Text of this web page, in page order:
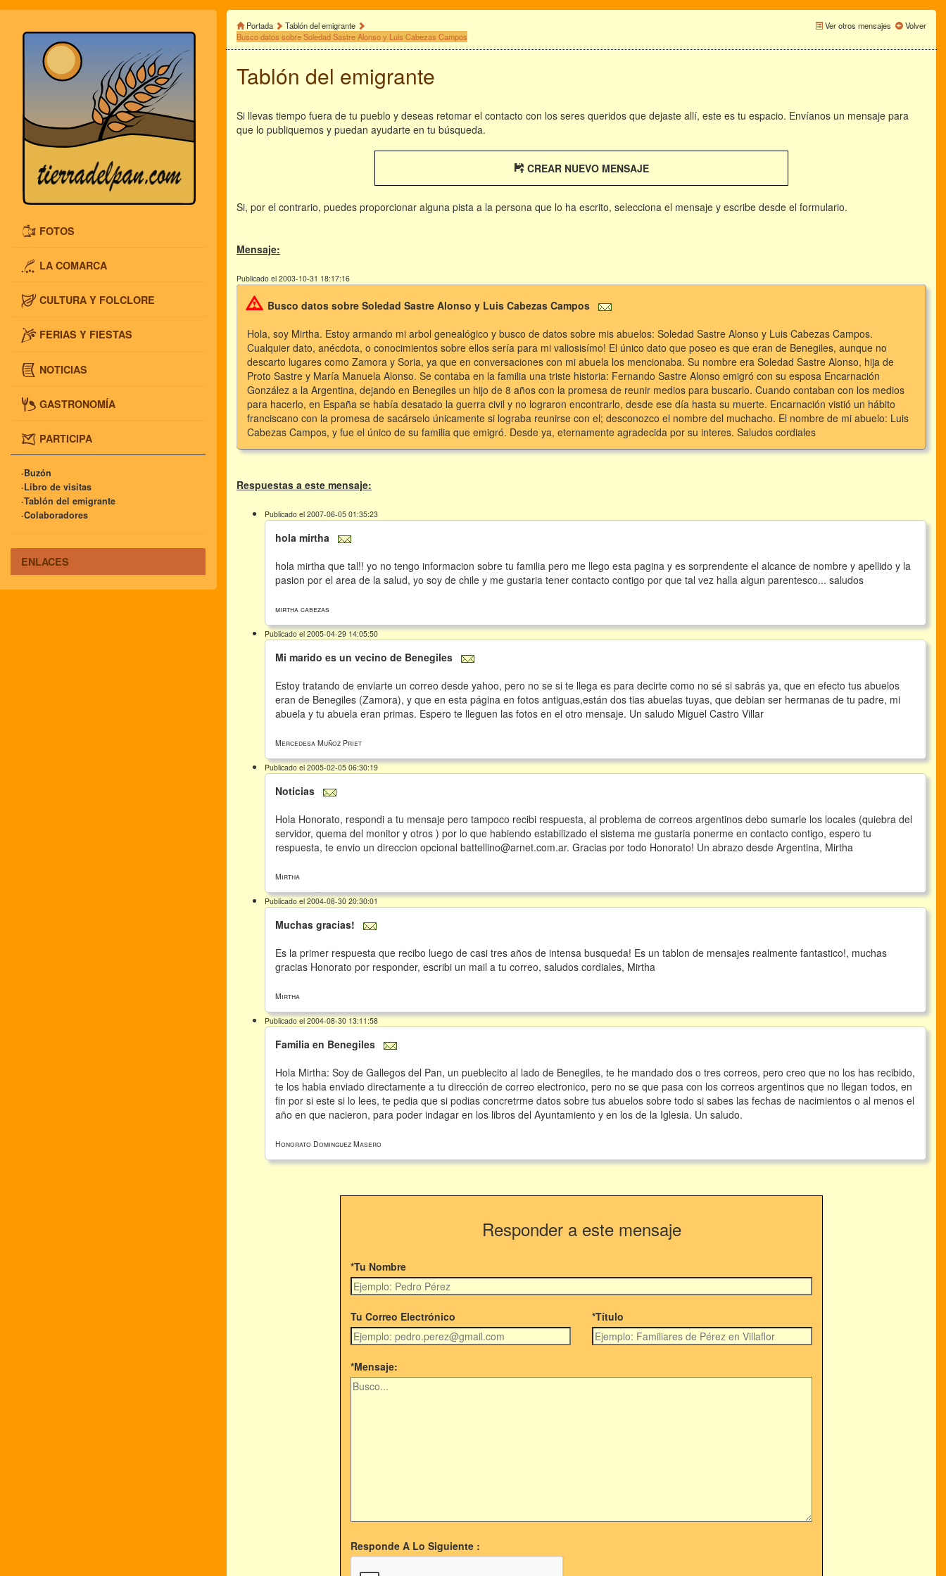
FOTOS
LA COMARCA
CULTURA Y FOLCLORE
FERIAS Y FIESTAS
NOTICIAS
GASTRONOMÍA
PARTICIPA
·Buzón
·Libro de visitas
·Tablón del emigrante
·Colaboradores
ENLACES
Portada
Tablón del emigrante
Busco datos sobre Soledad Sastre Alonso y Luis Cabezas Campos
Ver otros mensajes Volver
Tablón del emigrante
Si llevas tiempo fuera de tu pueblo y deseas retomar el contacto con los seres queridos que dejaste allí, este es tu espacio. Envíanos un mensaje para
que lo publiquemos y puedan ayudarte en tu búsqueda.
CREAR NUEVO MENSAJE
Si, por el contrario, puedes proporcionar alguna pista a la persona que lo ha escrito, selecciona el mensaje y escribe desde el formulario.
Mensaje:
Publicado el 2003-10-31 18:17:16
Busco datos sobre Soledad Sastre Alonso y Luis Cabezas Campos
Hola, soy Mirtha. Estoy armando mi arbol genealógico y busco de datos sobre mis abuelos: Soledad Sastre Alonso y Luis Cabezas Campos.
Cualquier dato, anécdota, o conocimientos sobre ellos sería para mi valiosisímo! El único dato que poseo es que eran de Benegiles, aunque no
descarto lugares como Zamora y Soria, ya que en conversaciones con mi abuela los mencionaba. Su nombre era Soledad Sastre Alonso, hija de
Proto Sastre y María Manuela Alonso. Se contaba en la familia una triste historia: Fernando Sastre Alonso emigró con su esposa Encarnación
González a la Argentina, dejando en Benegiles un hijo de 8 años con la promesa de reunir medios para buscarlo. Cuando contaban con los medios
para hacerlo, en España se había desatado la guerra civil y no lograron encontrarlo, desde ese día hasta su muerte. Encarnación vistió un hábito
franciscano con la promesa de sacárselo únicamente si lograba reunirse con el; desconozco el nombre del muchacho. El nombre de mi abuelo: Luis
Cabezas Campos, y fue el único de su familia que emigró. Desde ya, eternamente agradecida por su interes. Saludos cordiales
Respuestas a este mensaje:
Publicado el 2007-06-05 01:35:23
hola mirtha
hola mirtha que tal!! yo no tengo informacion sobre tu familia pero me llego esta pagina y es sorprendente el alcance de nombre y apellido y la
pasion por el area de la salud, yo soy de chile y me gustaria tener contacto contigo por que tal vez halla algun parentesco... saludos
mirtha cabezas
Publicado el 2005-04-29 14:05:50
Mi marido es un vecino de Benegiles
Estoy tratando de enviarte un correo desde yahoo, pero no se si te llega es para decirte como no sé si sabrás ya, que en efecto tus abuelos
eran de Benegiles (Zamora), y que en esta página en fotos antiguas,están dos tias abuelas tuyas, que debian ser hermanas de tu padre, mi
abuela y tu abuela eran primas. Espero te lleguen las fotos en el otro mensaje. Un saludo Miguel Castro Villar
Mercedesa Muñoz Priet
Publicado el 2005-02-05 06:30:19
Noticias
Hola Honorato, respondi a tu mensaje pero tampoco recibi respuesta, al problema de correos argentinos debo sumarle los locales (quiebra del
servidor, quema del monitor y otros ) por lo que habiendo estabilizado el sistema me gustaria ponerme en contacto contigo, espero tu
respuesta, te envio un direccion opcional battellino@arnet.com.ar. Gracias por todo Honorato! Un abrazo desde Argentina, Mirtha
Mirtha
Publicado el 2004-08-30 20:30:01
Muchas gracias!
Es la primer respuesta que recibo luego de casi tres años de intensa busqueda! Es un tablon de mensajes realmente fantastico!, muchas
gracias Honorato por responder, escribi un mail a tu correo, saludos cordiales, Mirtha
Mirtha
Publicado el 2004-08-30 13:11:58
Familia en Benegiles
Hola Mirtha: Soy de Gallegos del Pan, un pueblecito al lado de Benegiles, te he mandado dos o tres correos, pero creo que no los has recibido,
te los habia enviado directamente a tu dirección de correo electronico, pero no se que pasa con los correos argentinos que no llegan todos, en
fin por si este si lo lees, te pedia que si podias concretrme datos sobre tus abuelos sobre todo si sabes las fechas de nacimientos o al menos el
año en que nacieron, para poder indagar en los libros del Ayuntamiento y en los de la Iglesia. Un saludo.
Honorato Dominguez Masero
Responder a este mensaje
*Tu Nombre
Tu Correo Electrónico *Título
*Mensaje:
Responde A Lo Siguiente :